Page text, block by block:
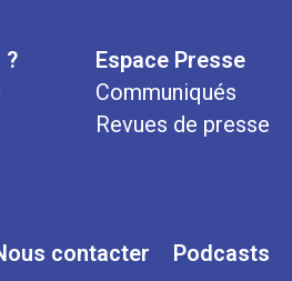
?
Espace Presse
Communiqués
Revues de presse
contacter Podcasts